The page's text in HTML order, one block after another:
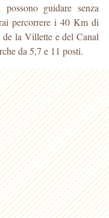
guidare senza
percorrere i 40 Km di
de la Villette e del Canal
da 5,7 e 11 posti.